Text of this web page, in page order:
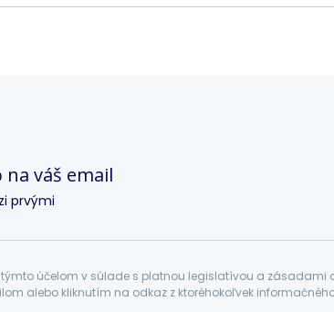
váš email
prvými
účelom v súlade s platnou legislatívou a
alebo kliknutím na odkaz z ktoréhokoľvek